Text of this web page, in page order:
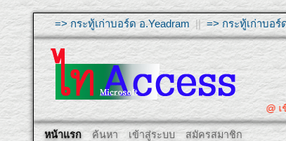
=> กระทู้เก่าบอร์ด อ.Yeadram ||=> กระทู้เก่าบอ
@
หน้าแรก ค้นหา เข้าสู่ระบบ สมัครสมาชิก